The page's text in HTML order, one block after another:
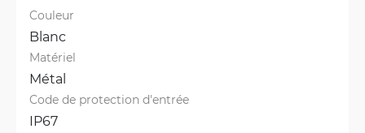
Couleur
Blanc
Matériel
Métal
Code de protection d'entrée
IP67